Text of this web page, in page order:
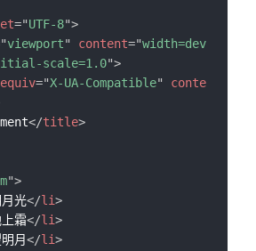
="UTF-8">
"viewport" content="width=dev
scale=1.0">
="X-UA-Compatible"
conte
</title>
">
光</li>
霜</li>
月</li>